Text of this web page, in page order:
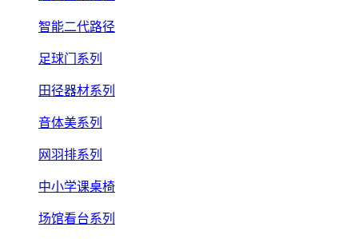
智能二代路径
足球门系列
田径器材系列
音体美系列
网羽排系列
中小学课桌椅
场馆看台系列